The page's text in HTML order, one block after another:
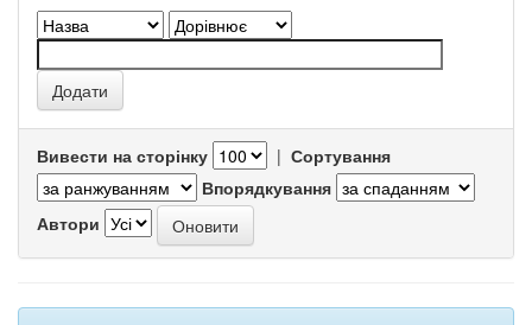
Вивести на сторінку | Сортування
Впорядкування
Автори